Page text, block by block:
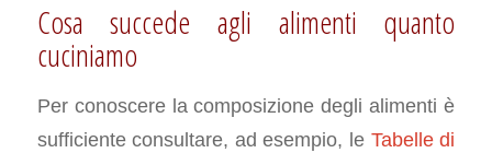
Cosa succede agli alimenti quanto
cuciniamo
Per conoscere la composizione degli alimenti è
sufficiente consultare, ad esempio, le Tabelle di